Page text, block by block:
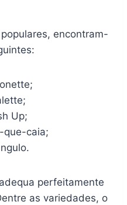
encontram-
Up;
que-caia;
perfeitamente
as variedades, o